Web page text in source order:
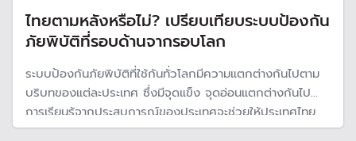
ไทยตามหลังหรือไม่? เปรียบเทียบระบบป้องกัน
ภัยพิบัติที่รอบด้านจากรอบโลก
ระบบป้องกันภัยพิบัติที่ใช้กันทั่วโลกมีความแตกต่างกันไปตาม
บริบทของแต่ละประเทศ ซึ่งมีจุดแข็ง จุดอ่อนแตกต่างกันไป
การเรียนรู้จากประสบการณ์ของประเทศจะช่วยให้ประเทศไทย
สามารถเปรียบเทียบและนำมาปรับใช้ในสถานการณ์ที่เหมาะสม